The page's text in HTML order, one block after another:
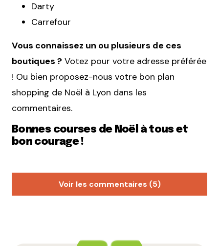
Darty
Carrefour
Vous connaissez un ou plusieurs de ces
boutiques ? Votez pour votre adresse préférée
! Ou bien proposez-nous votre bon plan
shopping de Noël à Lyon dans les
commentaires.
Bonnes courses de Noël à tous et
bon courage !
Voir les commentaires (5)
encore chercher longtemps j’irais certainement y